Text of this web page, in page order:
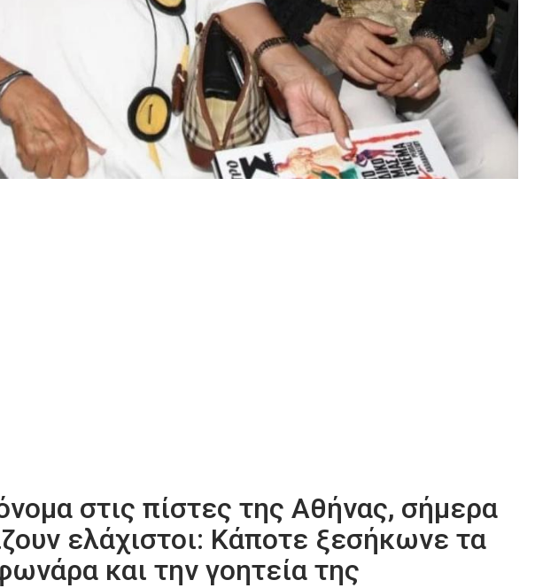
στις πίστες της Αθήνας, σήμερα
ελάχιστοι: Kάποτε ξεσήκωνε τα
και την γοητεία της